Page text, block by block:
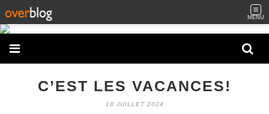
MENU
C’EST LES VACANCES!
18 JUILLET 2024